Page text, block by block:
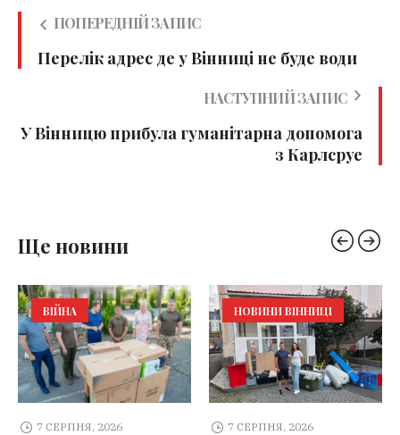
ПОПЕРЕДНІЙ ЗАПИС
Перелік адрес де у Вінниці не буде води
НАСТУПНИЙ ЗАПИС
У Вінницю прибула гуманітарна допомога
з Карлсруе
Ще новини
ВІЙНА
7 СЕРПНЯ, 2026
НОВИНИ ВІННИЦІ
7 СЕРПНЯ, 2026